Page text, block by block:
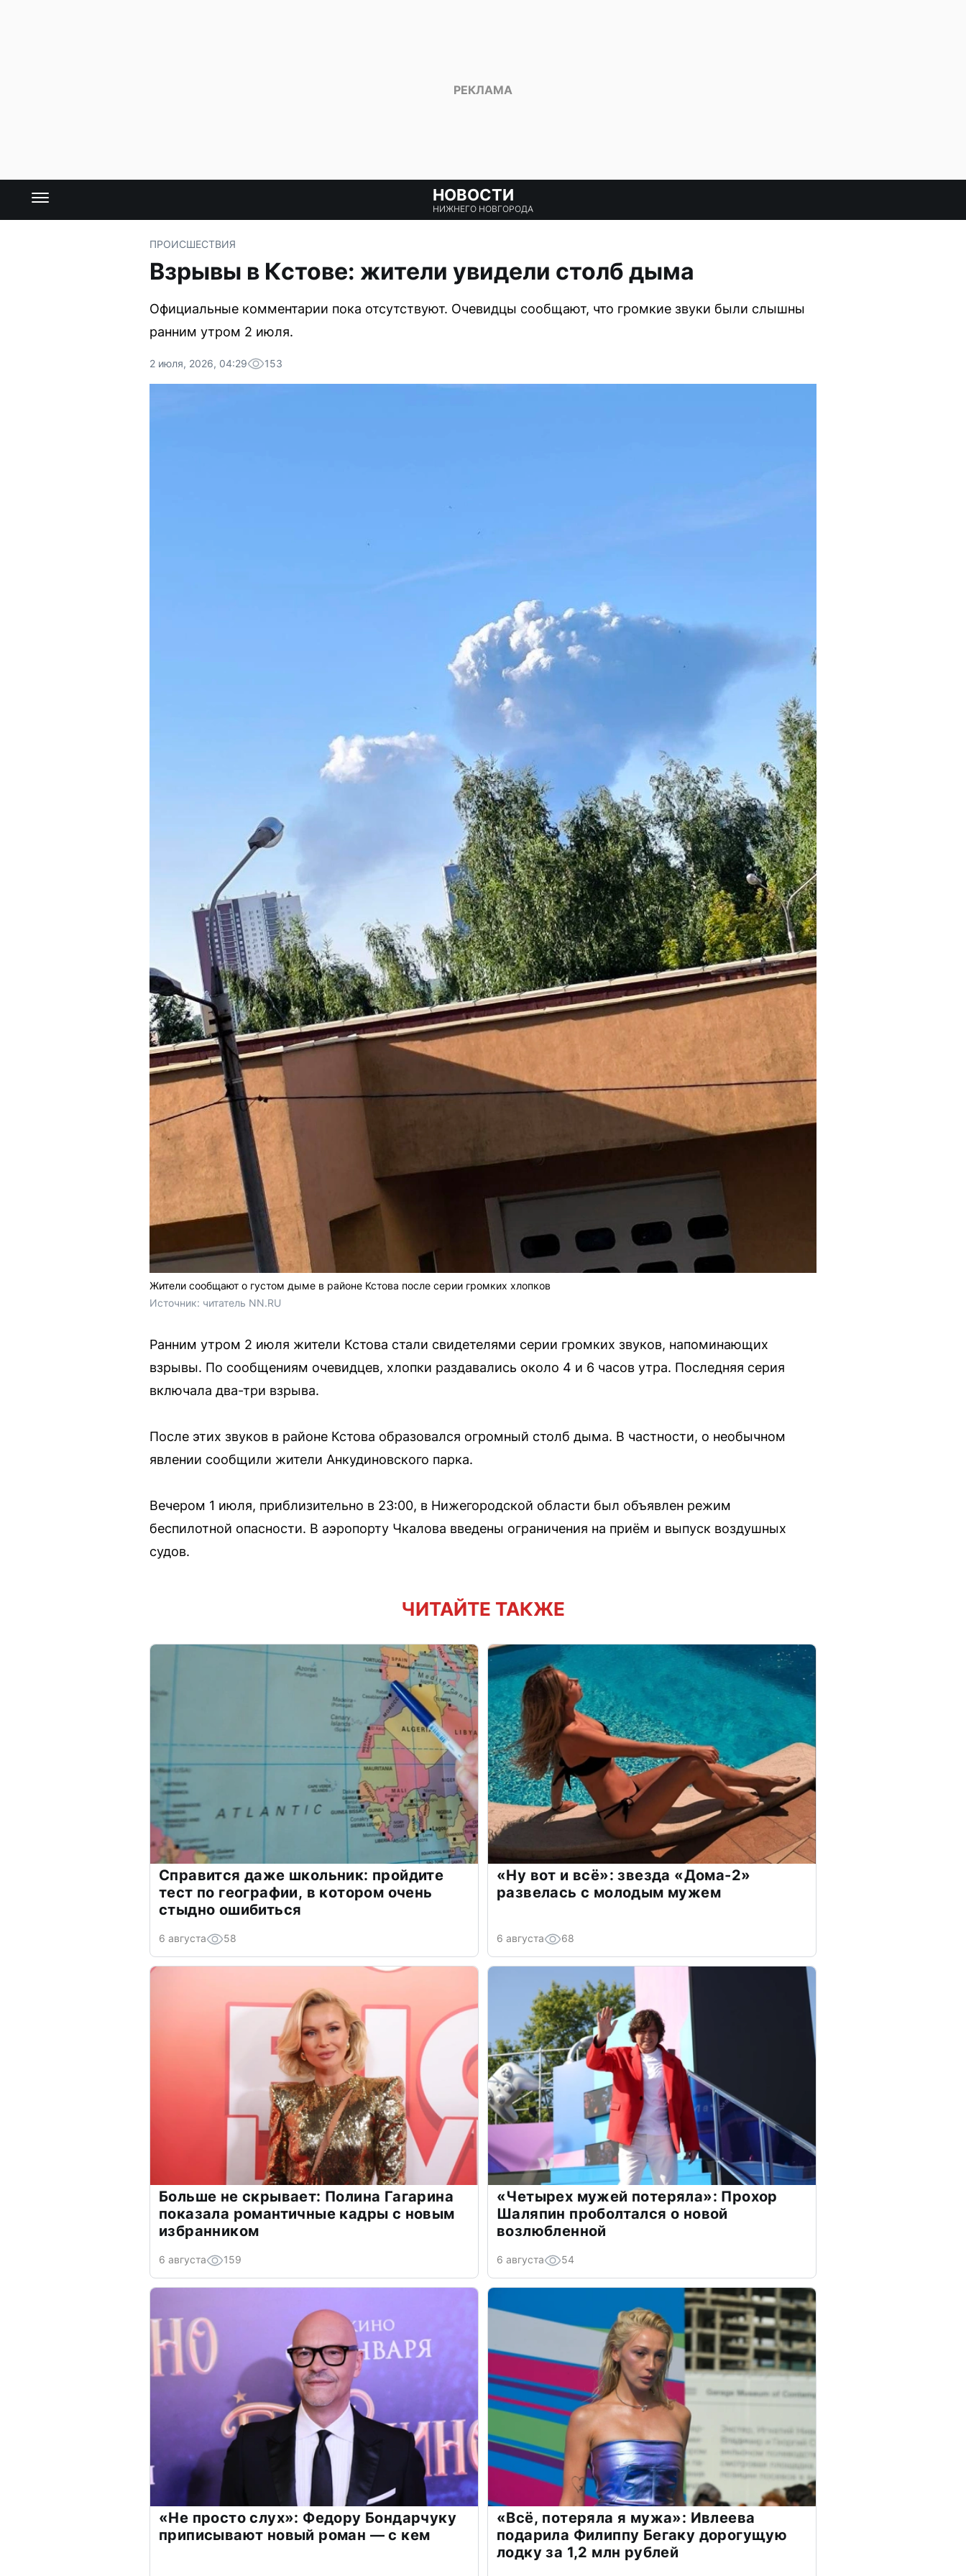
НОВОСТИ
НИЖНЕГО НОВГОРОДА
ПРОИСШЕСТВИЯ
Взрывы в Кстове: жители увидели столб дыма
Официальные комментарии пока отсутствуют. Очевидцы сообщают, что громкие звуки были слышны
ранним утром 2 июля.
2 июля, 2026, 04:29 153
Жители сообщают о густом дыме в районе Кстова после серии громких хлопков
Источник: читатель NN.RU
Ранним утром 2 июля жители Кстова стали свидетелями серии громких звуков, напоминающих
взрывы. По сообщениям очевидцев, хлопки раздавались около 4 и 6 часов утра. Последняя серия
включала два-три взрыва.
После этих звуков в районе Кстова образовался огромный столб дыма. В частности, о необычном
явлении сообщили жители Анкудиновского парка.
Вечером 1 июля, приблизительно в 23:00, в Нижегородской области был объявлен режим
беспилотной опасности. В аэропорту Чкалова введены ограничения на приём и выпуск воздушных
судов.
ЧИТАЙТЕ ТАКЖЕ
Справится даже школьник: пройдите
тест по географии, в котором очень
стыдно ошибиться
6 августа 58
«Ну вот и всё»: звезда «Дома-2»
развелась с молодым мужем
6 августа 68
Больше не скрывает: Полина Гагарина
показала романтичные кадры с новым
избранником
6 августа 159
«Четырех мужей потеряла»: Прохор
Шаляпин проболтался о новой
возлюбленной
6 августа 54
«Не просто слух»: Федору Бондарчуку
приписывают новый роман — с кем
«Всё, потеряла я мужа»: Ивлеева
подарила Филиппу Бегаку дорогущую
лодку за 1,2 млн рублей